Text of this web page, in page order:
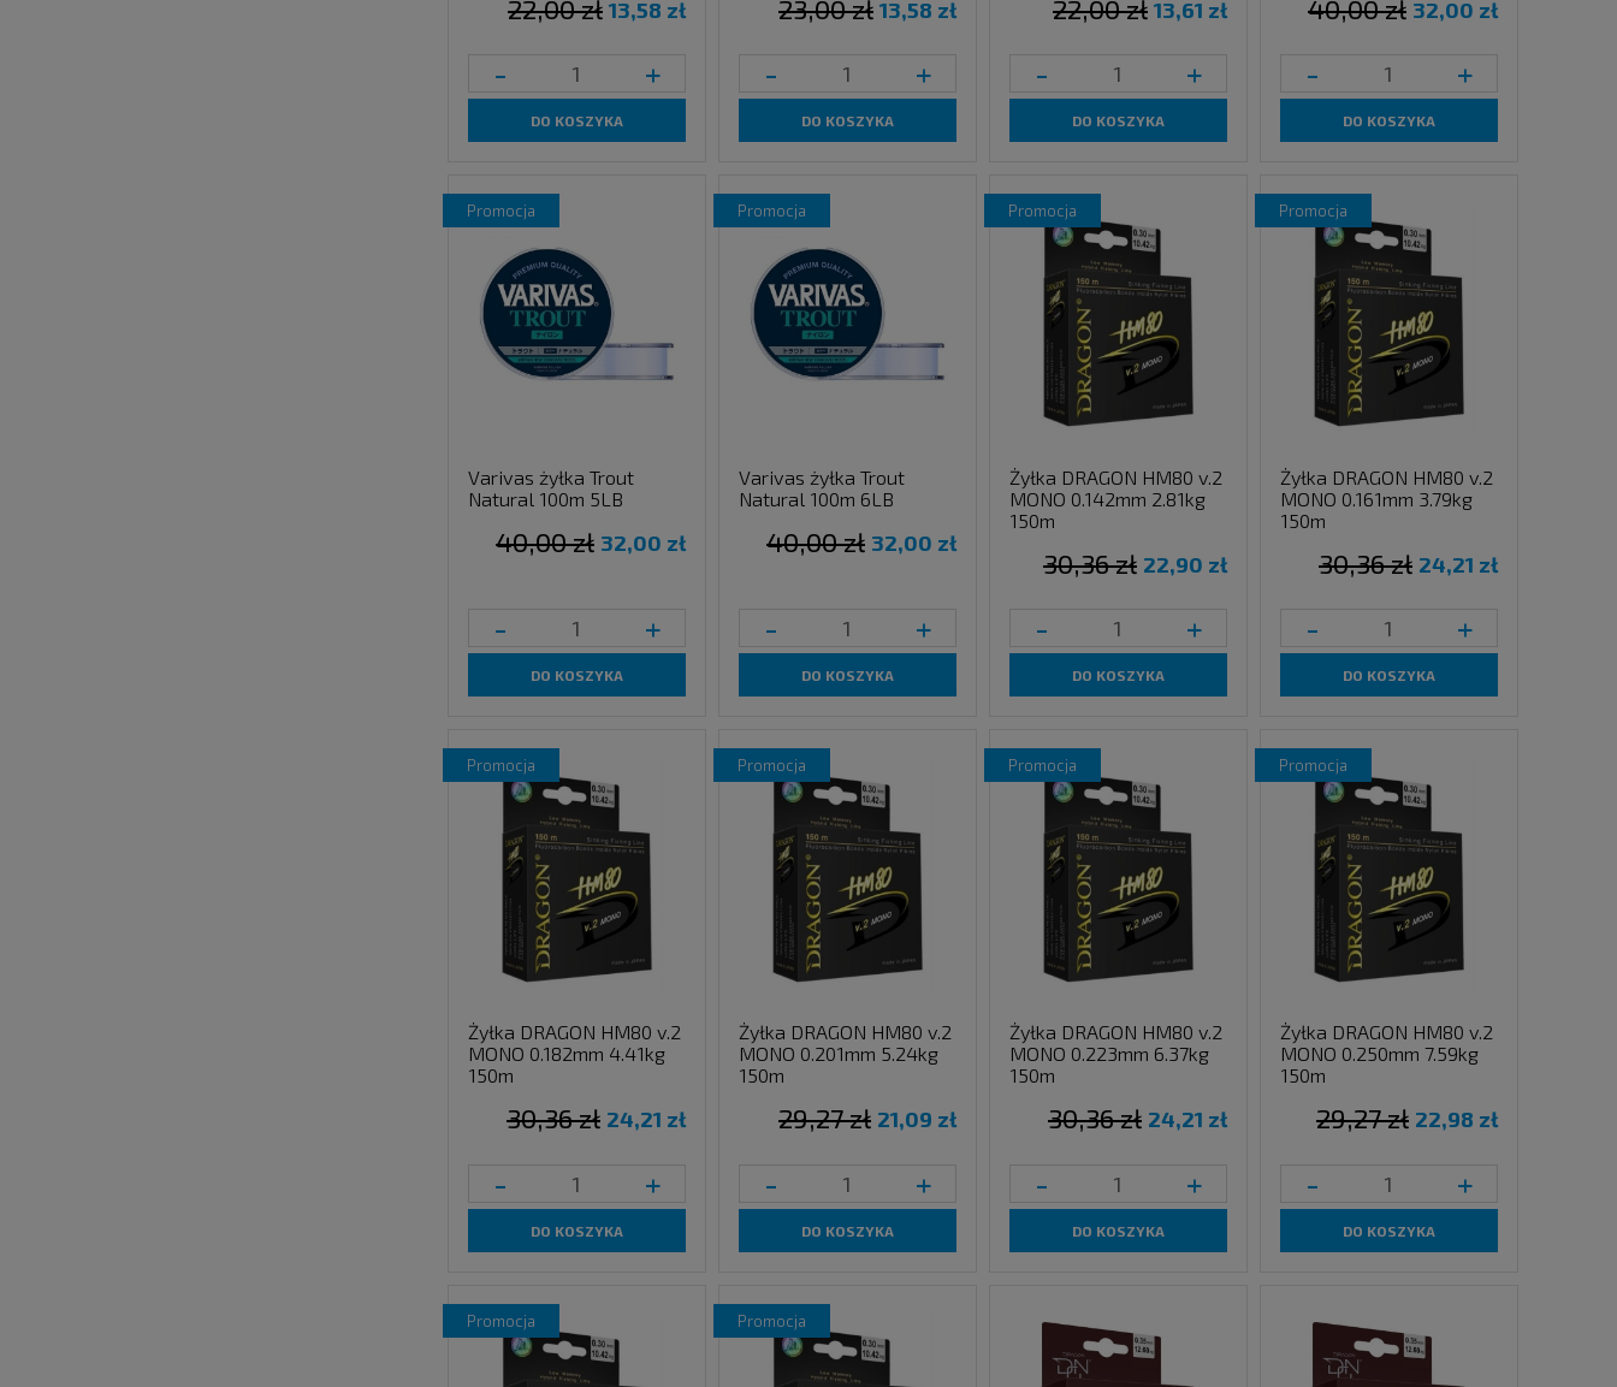
13,58 zł
22,00 zł
- +
DO KOSZYKA
13,58 zł
23,00 zł
- +
DO KOSZYKA
13,61 zł
22,00 zł
- +
DO KOSZYKA
32,00 zł
40,00 zł
- +
DO KOSZYKA
Varivas żyłka Trout
Natural 100m 5LB
32,00 zł
40,00 zł
- +
DO KOSZYKA
promocja
Varivas żyłka Trout
Natural 100m 6LB
32,00 zł
40,00 zł
- +
DO KOSZYKA
promocja
Żyłka DRAGON HM80 v.2
MONO 0.142mm 2.81kg
150m
22,90 zł
30,36 zł
- +
DO KOSZYKA
promocja
Żyłka DRAGON HM80 v.2
MONO 0.161mm 3.79kg
150m
24,21 zł
30,36 zł
- +
DO KOSZYKA
promocja
Żyłka DRAGON HM80 v.2
MONO 0.182mm 4.41kg
150m
24,21 zł
30,36 zł
- +
DO KOSZYKA
promocja
Żyłka DRAGON HM80 v.2
MONO 0.201mm 5.24kg
150m
21,09 zł
29,27 zł
- +
DO KOSZYKA
promocja
Żyłka DRAGON HM80 v.2
MONO 0.223mm 6.37kg
150m
24,21 zł
30,36 zł
- +
DO KOSZYKA
promocja
Żyłka DRAGON HM80 v.2
MONO 0.250mm 7.59kg
150m
22,98 zł
29,27 zł
- +
DO KOSZYKA
promocja
promocja promocja